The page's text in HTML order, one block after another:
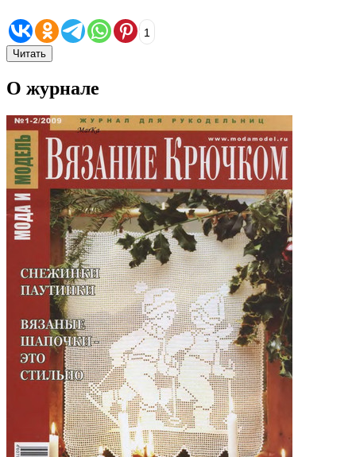
1
Читать
О журнале